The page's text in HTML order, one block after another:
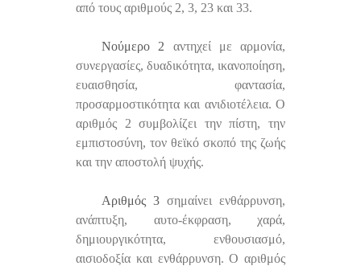
από τους αριθμούς 2, 3, 23 και 33.
Νούμερο 2 αντηχεί με αρμονία,
συνεργασίες, δυαδικότητα, ικανοποίηση,
ευαισθησία, φαντασία,
προσαρμοστικότητα και ανιδιοτέλεια. Ο
αριθμός 2 συμβολίζει την πίστη, την
εμπιστοσύνη, τον θεϊκό σκοπό της ζωής
και την αποστολή ψυχής.
Αριθμός 3 σημαίνει ενθάρρυνση,
ανάπτυξη, αυτο-έκφραση, χαρά,
δημιουργικότητα, ενθουσιασμό,
αισιοδοξία και ενθάρρυνση. Ο αριθμός